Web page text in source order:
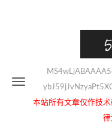
本站所有文章仅作技
律